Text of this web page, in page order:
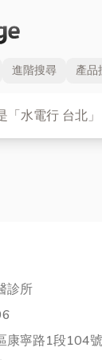
進階搜尋 產品
診所
康寧路1段104